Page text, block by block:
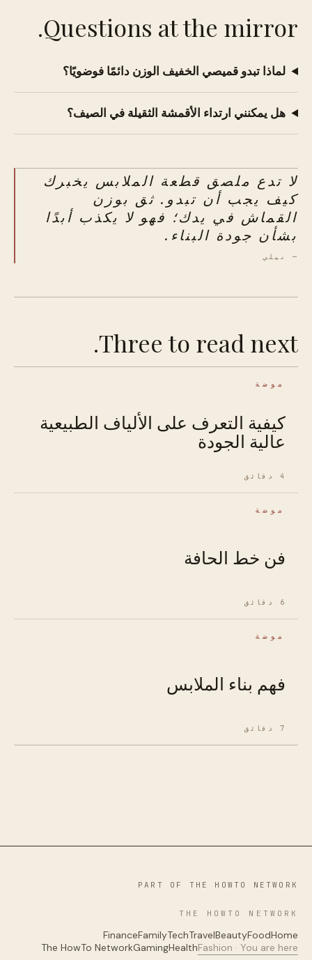
Questions at the mirror.
لماذا تبدو قميصي الخفيف الوزن دائمًا فوضويًا؟
هل يمكنني ارتداء الأقمشة الثقيلة في الصيف؟
لا تدع ملصق قطعة الملابس يخبرك
كيف يجب أن تبدو. ثق بوزن
القماش في يدك؛ فهو لا يكذب أبدًا
بشأن جودة البناء.
— نيلي
Three to read next.
موضة
كيفية التعرف على الألياف الطبيعية
عالية الجودة
4 دقائق
موضة
فن خط الحافة
6 دقائق
موضة
فهم بناء الملابس
7 دقائق
PART OF THE HOWTO NETWORK
THE HOWTO NETWORK
Home
Food
Beauty
Travel
Tech
Family
Finance
Fashion · You are here
Health
Gaming
The HowTo Network